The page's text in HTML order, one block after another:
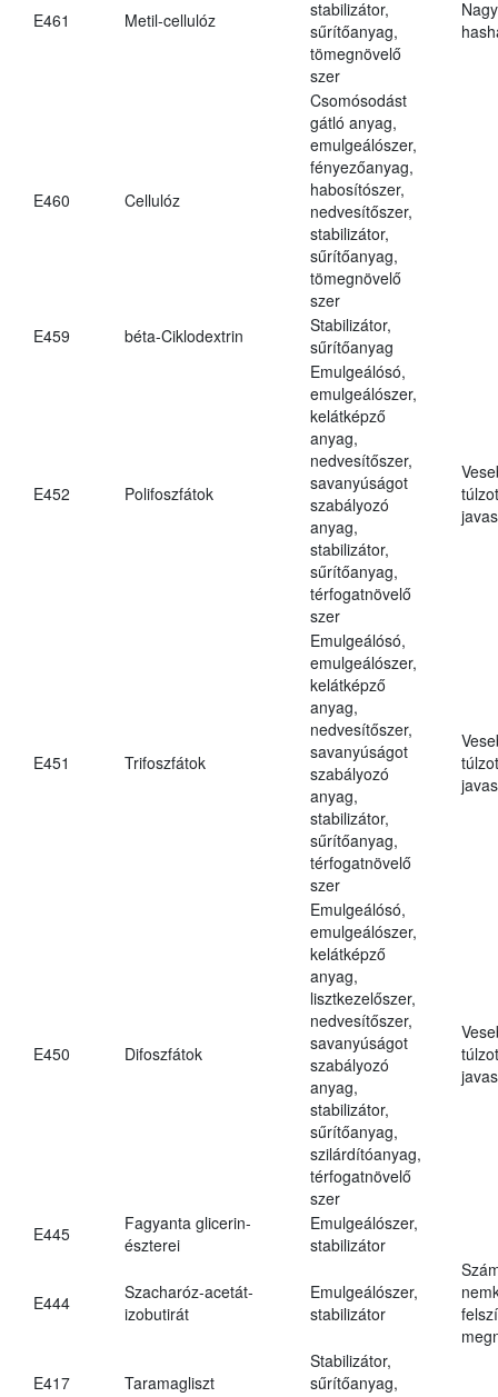
E461 Metil-cellulóz
stabilizátor,
sűrítőanyag,
tömegnövelő
szer
E460 Cellulóz
Csomósodást
gátló anyag,
emulgeálószer,
fényezőanyag,
habosítószer,
nedvesítőszer,
stabilizátor,
sűrítőanyag,
tömegnövelő
szer
E459
béta-Ciklodextrin
Stabilizátor,
sűrítőanyag
E452 Polifoszfátok
Emulgeálósó,
emulgeálószer,
kelátképző
anyag,
nedvesítőszer,
savanyúságot
szabályozó
anyag,
stabilizátor,
sűrítőanyag,
térfogatnövelő
szer
E451 Trifoszfátok
Emulgeálósó,
emulgeálószer,
kelátképző
anyag,
nedvesítőszer,
savanyúságot
szabályozó
anyag,
stabilizátor,
sűrítőanyag,
térfogatnövelő
szer
E450 Difoszfátok
Emulgeálósó,
emulgeálószer,
kelátképző
anyag,
lisztkezelőszer,
nedvesítőszer,
savanyúságot
szabályozó
anyag,
stabilizátor,
sűrítőanyag,
szilárdítóanyag,
térfogatnövelő
szer
E445
Fagyanta glicerin-
észterei
Emulgeálószer,
stabilizátor
E444
Szacharóz-acetát-
izobutirát
Emulgeálószer,
stabilizátor
E417 Taramagliszt
Stabilizátor,
sűrítőanyag,